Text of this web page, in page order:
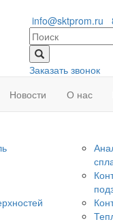
info@sktprom.ru
Заказать звонок
Новости О нас